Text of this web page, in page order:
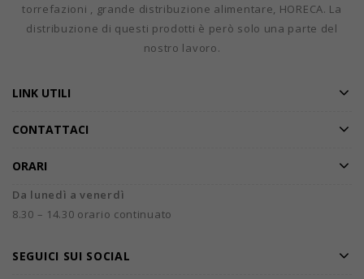
torrefazioni , grande distribuzione alimentare, HORECA. La
distribuzione di questi prodotti è però solo una parte del
nostro lavoro.
LINK UTILI
CONTATTACI
ORARI
Da lunedì a venerdì
8.30 – 14.30 orario continuato
SEGUICI SUI SOCIAL